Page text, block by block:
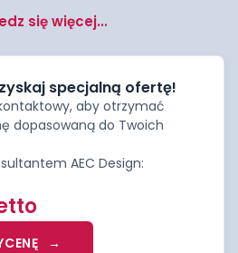
się więcej...
specjalną ofertę!
aby otrzymać
dopasowaną do Twoich
AEC Design: